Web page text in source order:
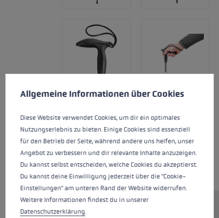
Ergonomický vnější tvar bez
Předvolby cookies
Allgemeine Informationen über Cookies
Diese Website verwendet Cookies, um dir ein optimales
Nutzungserlebnis zu bieten. Einige Cookies sind essenziell
für den Betrieb der Seite, während andere uns helfen, unser
Angebot zu verbessern und dir relevante Inhalte anzuzeigen.
Du kannst selbst entscheiden, welche Cookies du akzeptierst.
Du kannst deine Einwilligung jederzeit über die "Cookie-
Einstellungen" am unteren Rand der Website widerrufen.
Weitere Informationen findest du in unserer
Datenschutzerklärung.